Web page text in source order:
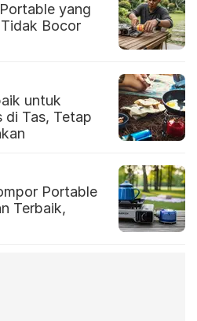
yang
Bocor
untuk
di Tas, Tetap
Portable
Terbaik,